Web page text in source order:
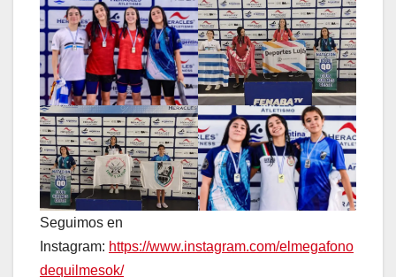
Seguimos en
Instagram: https://www.instagram.com/elmegafono
dequilmesok/